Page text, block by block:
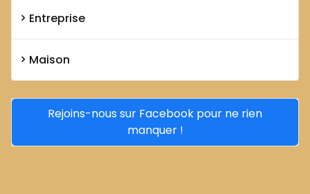
Entreprise
Maison
Rejoins-nous sur Facebook pour ne rien
manquer !